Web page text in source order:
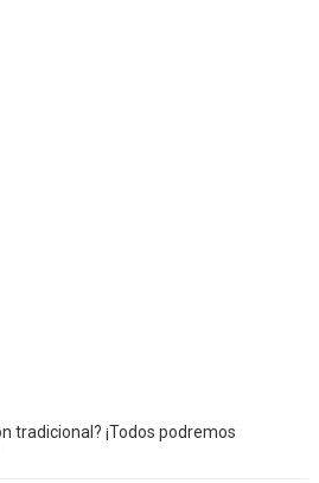
tradicional? ¡Todos podremos